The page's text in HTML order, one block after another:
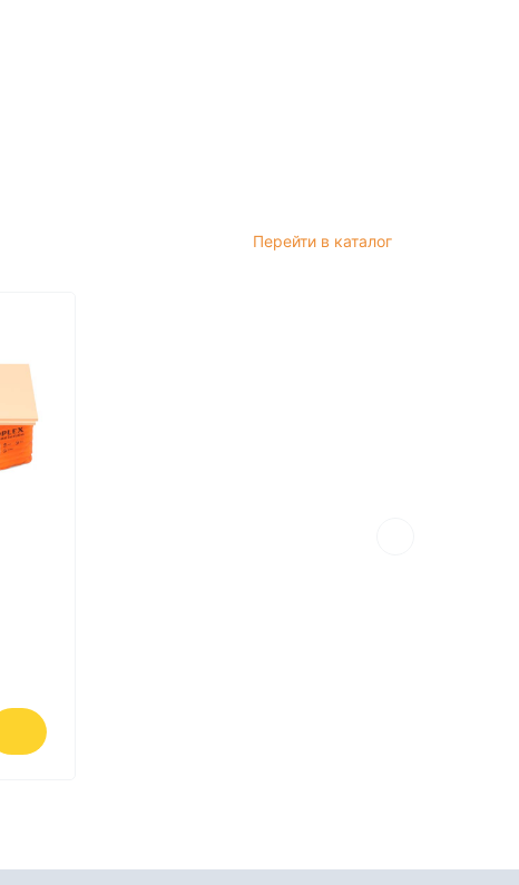
Перейти в каталог